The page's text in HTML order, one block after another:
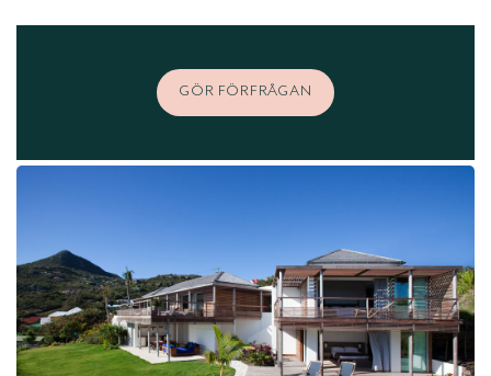
GÖR FÖRFRÅGAN